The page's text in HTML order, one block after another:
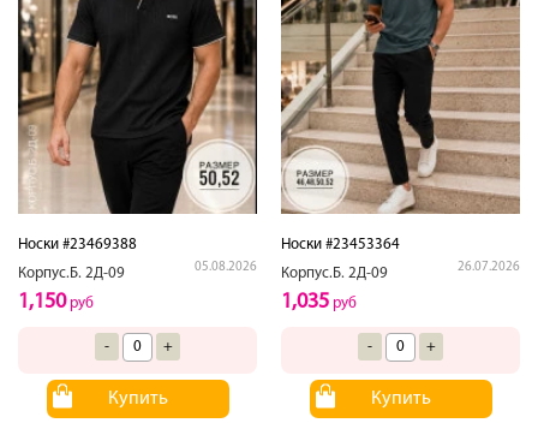
Носки #23469388
Корпус.Б. 2Д-09
05.08.2026
1,150руб
- +
Купить
Носки #23453364
Корпус.Б. 2Д-09
26.07.2026
1,035 руб
- +
Купить